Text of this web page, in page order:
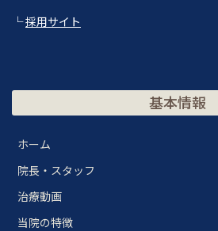
└採用サイト
基本情報
ホーム
院長・スタッフ
治療動画
当院の特徴